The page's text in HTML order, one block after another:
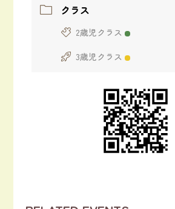
クラス
2歳児クラス
3歳児クラス